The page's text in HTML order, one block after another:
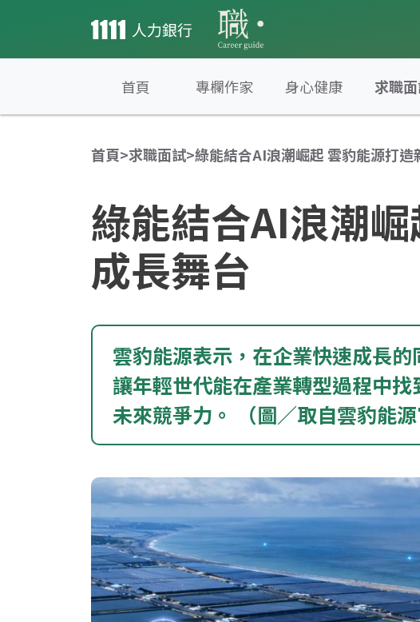
首頁 專欄作家 身心健康 求職
首頁>求職面試>綠能結合AI浪潮崛起 雲豹能源打造
綠能結合AI浪潮
成長舞台
雲豹能源表示，在企業快速成長
讓年輕世代能在產業轉型過程中
未來競爭力。 （圖／取自雲豹能源